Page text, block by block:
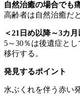
自然治癒の場合でも
高齢者は自然治癒だ
＜21日め以降～3カ月
5～30％は後遺症と
移行する。
発見するポイント
水ぶくれを伴う赤い